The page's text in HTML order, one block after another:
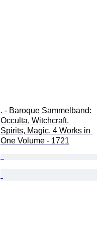
. - Baroque Sammelband:
Occulta, Witchcraft,
Spirits, Magic. 4 Works in
One Volume - 1721